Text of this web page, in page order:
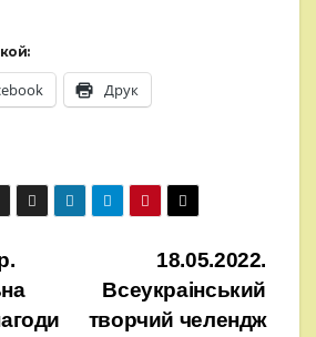
Друк
18.05.2022.
Всеукраінський
творчий челендж